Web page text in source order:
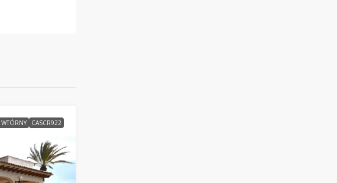
WTÓRNY CASCR922